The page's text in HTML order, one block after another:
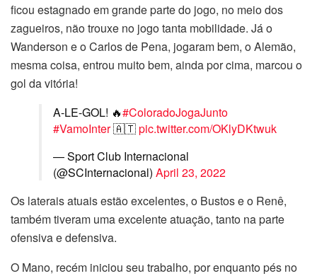
ficou estagnado em grande parte do jogo, no meio dos
zagueiros, não trouxe no jogo tanta mobilidade. Já o
Wanderson e o Carlos de Pena, jogaram bem, o Alemão,
mesma coisa, entrou muito bem, ainda por cima, marcou o
gol da vitória!
A-LE-GOL! 🔥#ColoradoJogaJunto
#VamoInter🇦🇹pic.twitter.com/OKlyDKtwuk
— Sport Club Internacional
(@SCInternacional) April 23, 2022
Os laterais atuais estão excelentes, o Bustos e o Renê,
também tiveram uma excelente atuação, tanto na parte
ofensiva e defensiva.
O Mano, recém iniciou seu trabalho, por enquanto pés no